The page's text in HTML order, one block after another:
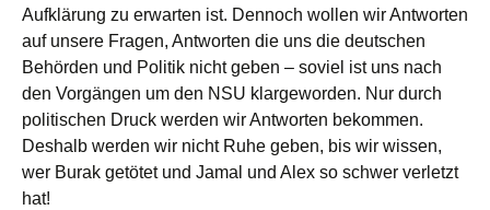
Aufklärung zu erwarten ist. Dennoch wollen wir Antworten
auf unsere Fragen, Antworten die uns die deutschen
Behörden und Politik nicht geben – soviel ist uns nach
den Vorgängen um den NSU klargeworden. Nur durch
politischen Druck werden wir Antworten bekommen.
Deshalb werden wir nicht Ruhe geben, bis wir wissen,
wer Burak getötet und Jamal und Alex so schwer verletzt
hat!